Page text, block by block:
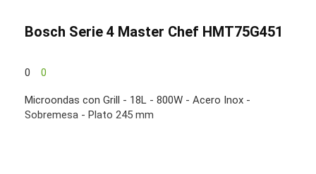
Bosch Serie 4 Master Chef HMT75G451
0 0
Microondas con Grill - 18L - 800W - Acero Inox -
Sobremesa - Plato 245 mm